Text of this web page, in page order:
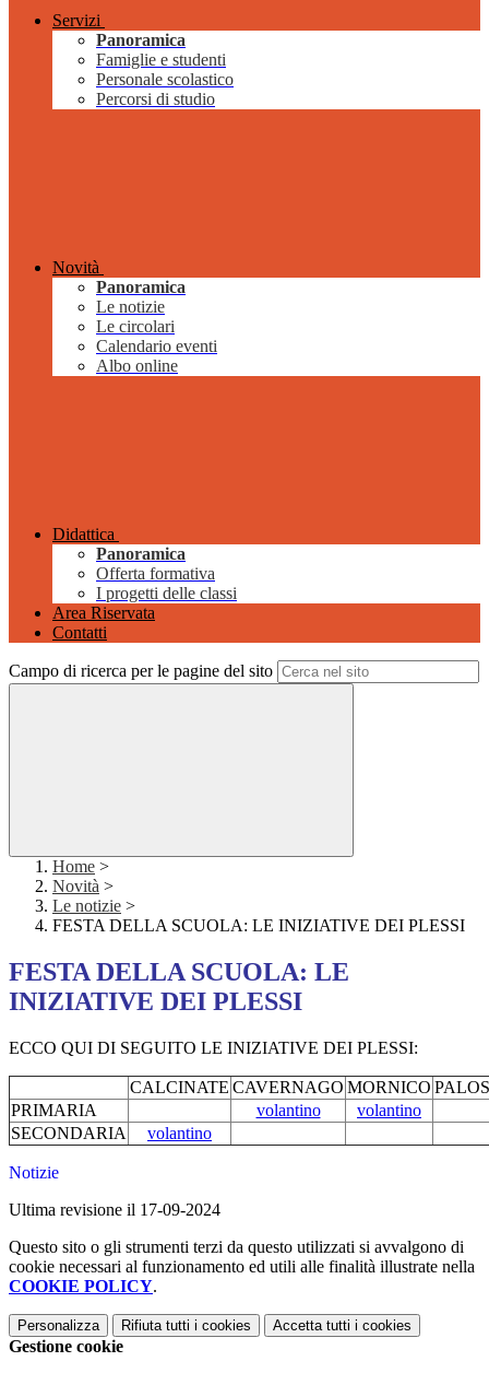
Servizi
Panoramica
Famiglie e studenti
Personale scolastico
Percorsi di studio
Novità
Panoramica
Le notizie
Le circolari
Calendario eventi
Albo online
Didattica
Panoramica
Offerta formativa
I progetti delle classi
Area Riservata
Contatti
Campo di ricerca per le pagine del sito
Home >
Novità >
Le notizie >
FESTA DELLA SCUOLA: LE INIZIATIVE DEI PLESSI
FESTA DELLA SCUOLA: LE
INIZIATIVE DEI PLESSI
ECCO QUI DI SEGUITO LE INIZIATIVE DEI PLESSI:
CALCINATE CAVERNAGO MORNICO
PRIMARIA
volantino
volantino
SECONDARIA
volantino
Notizie
Ultima revisione il 17-09-2024
Questo sito o gli strumenti terzi da questo utilizzati si avvalgono di
cookie necessari al funzionamento ed utili alle finalità illustrate nella
COOKIE POLICY.
Personalizza Rifiuta tutti i cookies Accetta tutti i cookies
Gestione cookie